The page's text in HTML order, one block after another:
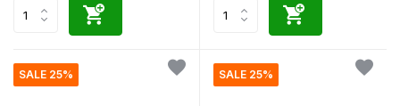
SALE 25% SALE 25%